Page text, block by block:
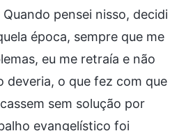
pensei nisso, decidi
época, sempre que me
eu me retraía e não
deveria, o que fez com que
sem solução por
evangelístico foi